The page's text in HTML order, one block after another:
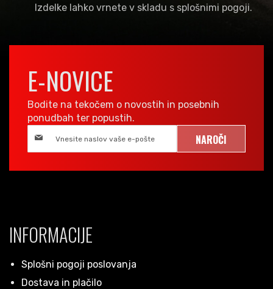
Izdelke lahko vrnete v skladu s splošnimi pogoji.
E-NOVICE
Bodite na tekočem o novostih in posebnih
ponudbah ter popustih.
NAROČI
INFORMACIJE
Splošni pogoji poslovanja
Dostava in plačilo